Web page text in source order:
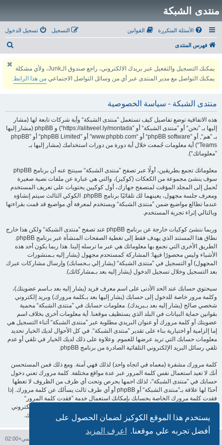
يستخدم هذا الموقع الكوكيز لضمان الحصول على
أفضل تجربه علي موقعنا.
اعرف المزيد
منتدى الشبكة
الأسئلة المتكررة القوانين تسجيل الدخول التسجيل
فهرس المنتدى
يمكنك التسجيل والتفعيل عبر بريدك الالكتروني، راجع صندوق الـJunk، ولأي مشكلة
يمكنك التواصل مع مدير المنتدى عبر أي من وسائل التواصل الاجتماعي من هذا الرابط.
منتدى الشبكة - سياسة الخصوصية
هذه الاتفاقية توضع تفاصيل كيف تستعمل ”منتدى الشبكة“ وأية شركات تابعة لها (مشار
إليها بـ ”نحن“ أو ”منتدى الشبكة“ أو ”https://alitweel.ly/montada“) و phpBB (مشار إليها
بـ ”هم“, أو ”phpBB software“ أو “www.phpbb.com” أو ”phpBB Limited“ أو ”phpBB
Teams“) أية معلومات جُمعت خلال أية دورة من دورات استخدامك (مشار إليها بـ
”معلوماتك“).
معلوماتك تجمع بطريقين، أولًا عبر تصفح ”منتدى الشبكة“ سينتج عنه أن برنامج phpBB
سوف ينشئ مجموعة من الكعكات (كوكيز)، والتي هي عبارة عن ملفات نصية صغيرة
تُحمل إلى المجلد المؤقت لمتصفح جهازك، أول كوكيين يحتويات على تعريف المستخدم
ومعرف جلسة مجهول، يعينهما لك تلقائيًا برنامج phpBB. الكوكي الثالث سيتم إنشاؤه
عندما تطالع مواضيع ضمن ”منتدى الشبكة“ ويستخدم لمعرفة أي مواضيع قد قمت بقراءتها
وبالتالي إثراء تجربة المستخدم.
وربما ننشئ كوكيات خارجة عن برنامج phpBB عند تصفح ”منتدى الشبكة“ ولكن هذا خارج
نطاق هذا المستند الذي يهدف فقط إلى تغطية الصفحات المنشأة عبر برنامج phpBB.
الطريق الأخرى التي نجمع بها معلوماتك هي عبر ما ترسله إلينا. هذا ربما يكون أحد هذه
الأشياء وليس محصورًا فيها: المشاركة كمستحدم مجهول (يشار إليه بـمنشورات
المجهول) أو التسجيل في ”منتدى الشبكة“ (يشار إلي بـحسابك) وإرسال مشاركات عبرك
بعد التسجيل وخلال تسجيل الدخول (يشار إليه بعد بـمشاركاتك).
سيحتوي حسابك عند الحد الأدنى على اسم معرف فريد (يشار إليه بعد بـاسم عضويتك)،
وكلمة مرور خاصة للدخول إلى حسابك (يشار إليها بعد بـكلمة مرورك) وبريد إلكتروني
شخصي صالح (يشار إليه بعد بـبريدك). معلومات حسابك في ”منتدى الشبكة“ محمية
بقوانين حماية البيانات في البلد الذي يستظيف موقعنا. أية معلومات أخرى بخلاف اسم
عضويتك أو كلمة مرورك أو عنوان البريدي مطلوبة عبر ”منتدى الشبكة“ أثناء التسجيل هي
إما إلزامية أو اختيارية بناء على تقدير ”منتدى الشبكة“. في كل الأحوال لديك الخيار تحديد
معلومات حسابك التي تريد عرضها للعموم. وعلاوة على ذلك لديك الخيار في تلقي أو عدم
تلقي رسائل البريد الإلكتروني التلقائية الصادرة من برنامج phpBB.
كلمة مرورك مشفرة (معماه في اتجاه واحد) لذلك فهي آمنة. ومع ذلك فمن المستحسن
أنك لا تعيد استعمال نفس كلمة المرور عبر عدة مواقع مختلفة. كلمة مرورك تعني دخول
حسابك في ”منتدى الشبكة“، لذلك احمها بحرص وتحت أي ظرف من الظروف لا تعطها
أحدًا لها علاقة بـ”منتدى الشبكة“ أو phpBB أو أي طرف ثالث يسألك عن كلمة مرورك. إذا
فقدت كلمة مرورك الخاصة بحسابك بإمكانك استعمال خدمة ”فقدت كلمة المرور“
المقدمة من برنامج phpBB. هذه العملية ستسألك عن اسم عضويتك وبريدك الإلكتروني
وبعد ذلك برنامج phpBB سينشئ لك كلمة مرور جديدة لكي تدخل بها إلى حسابك.
التوقيت العالمي+02:00